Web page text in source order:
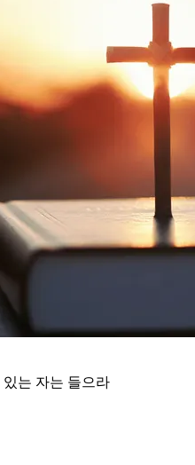
는 자는 들으라